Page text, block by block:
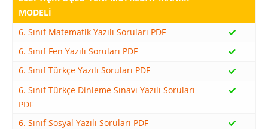
MODELİ
6. Sınıf Matematik Yazılı Soruları PDF
6. Sınıf Fen Yazılı Soruları PDF
6. Sınıf Türkçe Yazılı Soruları PDF
6. Sınıf Türkçe Dinleme Sınavı Yazılı Soruları
PDF
6. Sınıf Sosyal Yazılı Soruları PDF